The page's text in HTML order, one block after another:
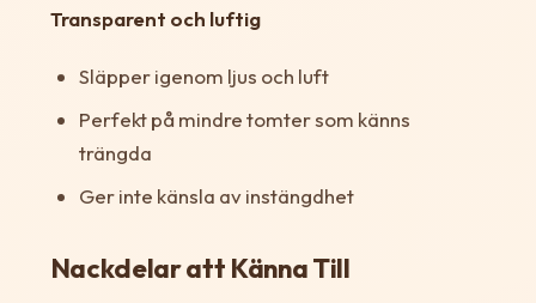
Transparent och luftig
Släpper igenom ljus och luft
Perfekt på mindre tomter som känns
trängda
Ger inte känsla av instängdhet
Nackdelar att Känna Till